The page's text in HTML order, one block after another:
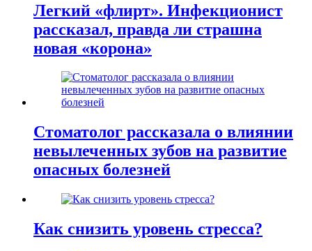
Легкий «флирт». Инфекционист
рассказал, правда ли страшна
новая «корона»
Стоматолог рассказала о влиянии
невылеченных зубов на развитие
опасных болезней
Как снизить уровень стресса?